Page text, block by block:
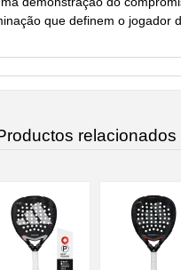
que definem o jogador
relacionados